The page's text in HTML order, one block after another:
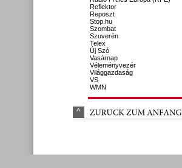
Reflektor
Reposzt
Stop.hu
Szombat
Szuverén
Telex
Új Szó
Vasárnap
Véleményvezér
Világgazdaság
VS
WMN
^ ZURÜCK ZUM ANFANG